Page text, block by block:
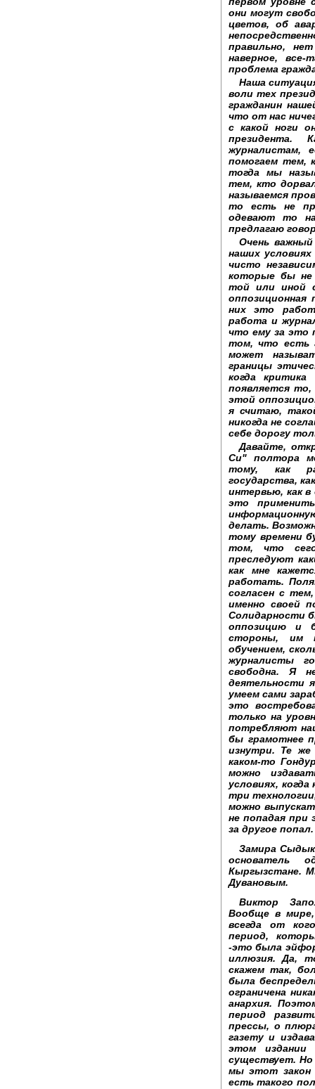
они могут
цветов, об
правильно,
наверное,
проблема
Наша
воли тех
гражданин
что от нас
с какой ноги
президента.
журналистам,
помогаем тем,
тогда мы
тем, кто
называемся
то есть не
одевают то
предлагаю
Очень
наших
чисто
которые бы не
той или иной
них это
работа и
что ему за это
том, что есть
может
границы
когда
появляется
этой
я считаю,
никогда не
себе дорогу
Давайте,
Си" полтора
тому, как
государства,
интервью, как
это
делать.
тому времени
том, что
преследуют
как мне
работать.
согласен с
именно своей
Солидарности
оппозицию и
стороны, им
обучением,
журналисты
свободна. Я
деятельности
умеем сами
это
только на
потребляют
бы грамотнее
изнутри. Те же
каком-то
можно
условиях,
три
можно
не попадая
за другое попал.
Замира
основатель
Кыргызстане.
Дувановым.
Виктор
Вообще в
всегда от
период,
-это была
иллюзия. Да,
скажем так,
была
ограничена
анархия.
период
прессы, о
газету и
этом
существует. Но
мы этот закон
есть такого